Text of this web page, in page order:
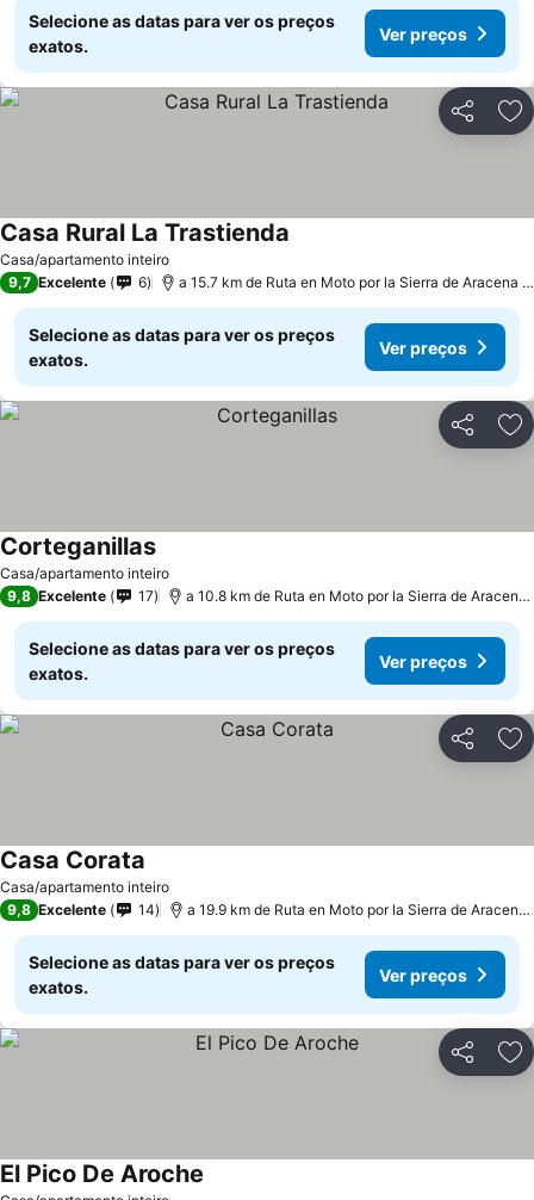
Selecione as datas para ver os preços
exatos.
Ver preços
Partilhar
Casa/apartamento inteiro
Casa Rural La Trastienda
9,7 Excelente 6 a 15.7 km de Ruta en Moto por la Sierra de Aracena
Selecione as datas para ver os preços
exatos.
Ver preços
Partilhar
Casa/apartamento inteiro
CorteganillasVer preços
9,8 Excelente 17 a 10.8 km de Ruta en Moto por la Sierra de Aracena
Selecione as datas para ver os preços
exatos.
Ver preços
Partilhar
Casa/apartamento inteiro
Casa Corata
9,8 Excelente 14 a 19.9 km de Ruta en Moto por la Sierra de Aracena
Selecione as datas para ver os preços
exatos.
Ver preços
Partilhar
El Pico De Aroche